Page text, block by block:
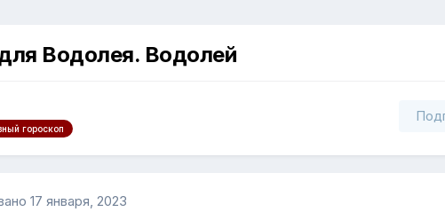
Водолея. Водолей
гороскоп
17 января, 2023